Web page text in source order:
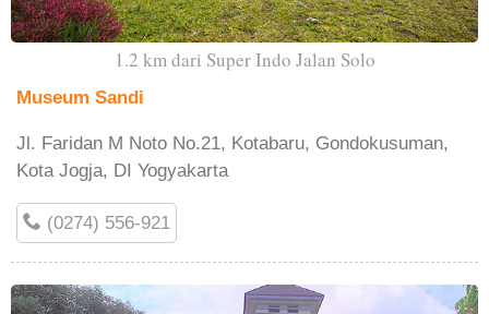
1.2 km dari Super Indo Jalan Solo
Museum Sandi
Jl. Faridan M Noto No.21, Kotabaru, Gondokusuman,
Kota Jogja, DI Yogyakarta
(0274) 556-921